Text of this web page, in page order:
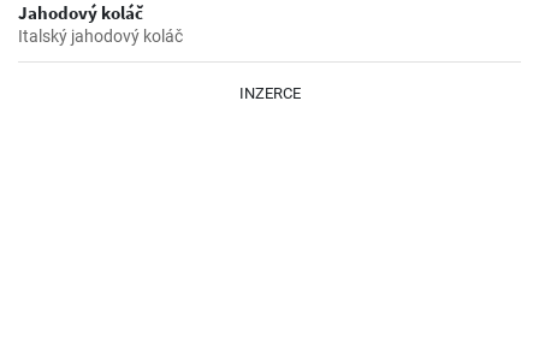
Jahodový koláč
Italský jahodový koláč
INZERCE